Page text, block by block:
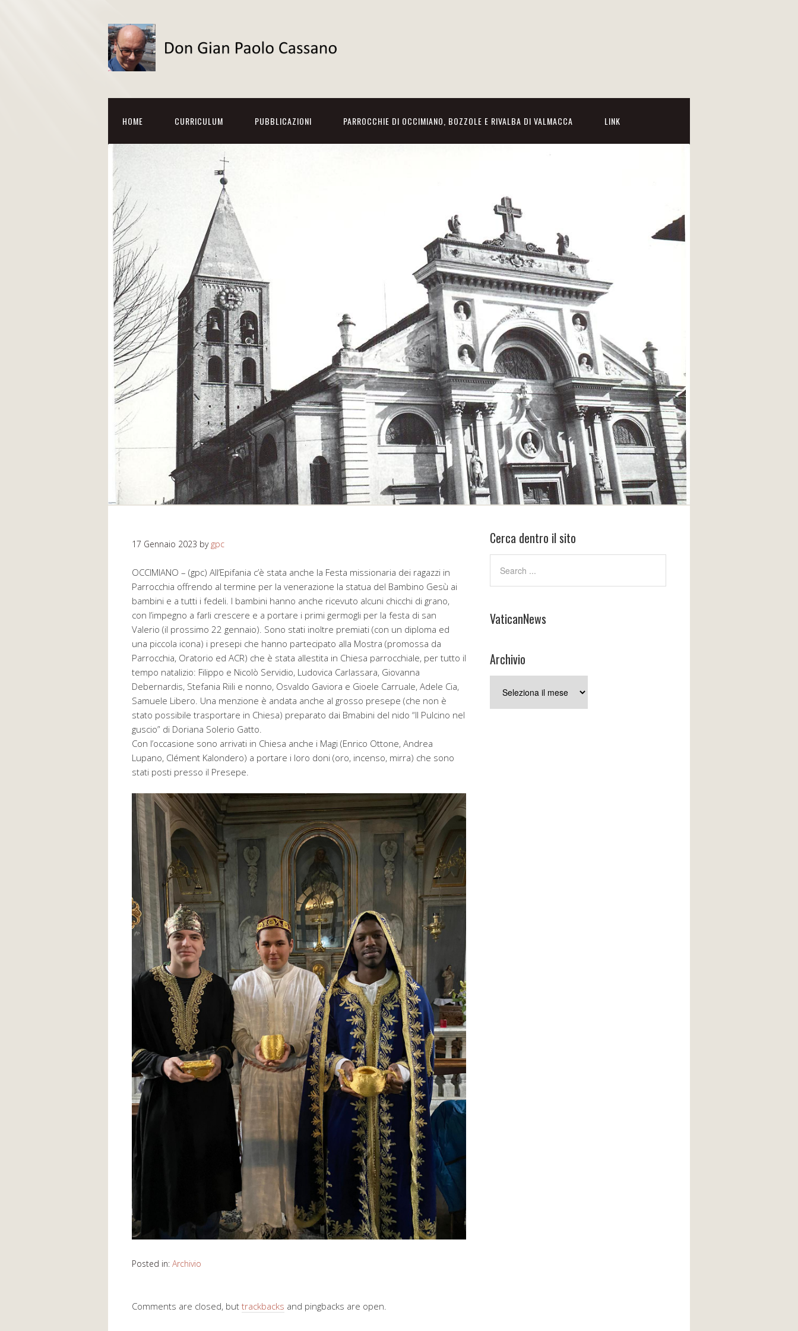
HOME CURRICULUM PUBBLICAZIONI PARROCCHIE DI OCCIMIANO, BOZZOLE E RIVALBA DI VALMACCA LINK
17 Gennaio 2023 by gpc
OCCIMIANO – (gpc) All’Epifania c’è stata anche la Festa missionaria dei ragazzi in
Parrocchia offrendo al termine per la venerazione la statua del Bambino Gesù ai
bambini e a tutti i fedeli. I bambini hanno anche ricevuto alcuni chicchi di grano,
con l’impegno a farli crescere e a portare i primi germogli per la festa di san
Valerio (il prossimo 22 gennaio). Sono stati inoltre premiati (con un diploma ed
una piccola icona) i presepi che hanno partecipato alla Mostra (promossa da
Parrocchia, Oratorio ed ACR) che è stata allestita in Chiesa parrocchiale, per tutto il
tempo natalizio: Filippo e Nicolò Servidio, Ludovica Carlassara, Giovanna
Debernardis, Stefania Riili e nonno, Osvaldo Gaviora e Gioele Carruale, Adele Cia,
Samuele Libero. Una menzione è andata anche al grosso presepe (che non è
stato possibile trasportare in Chiesa) preparato dai Bmabini del nido “Il Pulcino nel
guscio” di Doriana Solerio Gatto.
Con l’occasione sono arrivati in Chiesa anche i Magi (Enrico Ottone, Andrea
Lupano, Clément Kalondero) a portare i loro doni (oro, incenso, mirra) che sono
stati posti presso il Presepe.
Posted in: Archivio
Comments are closed, but trackbacks and pingbacks are open.
Cerca dentro il sito
VaticanNews
Archivio